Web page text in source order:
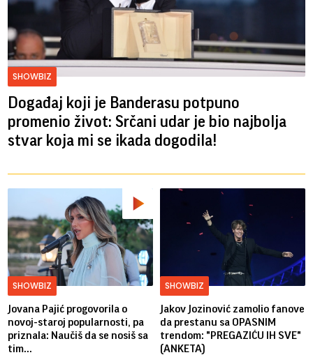
SHOWBIZ
Događaj koji je Banderasu potpuno
promenio život: Srčani udar je bio najbolja
stvar koja mi se ikada dogodila!
SHOWBIZ
Jovana Pajić progovorila o
novoj-staroj popularnosti, pa
priznala: Naučiš da se nosiš sa
tim...
SHOWBIZ
Jakov Jozinović zamolio fanove
da prestanu sa OPASNIM
trendom: "PREGAZIĆU IH SVE"
(ANKETA)